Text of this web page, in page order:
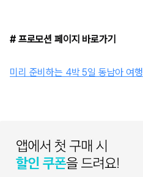
# 프로모션 페이지 바로가기
미리 준비하는 4박 5일 동남아 여행